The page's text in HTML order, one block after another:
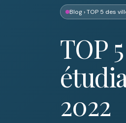
Blog › TOP 5 des
TOP
2022